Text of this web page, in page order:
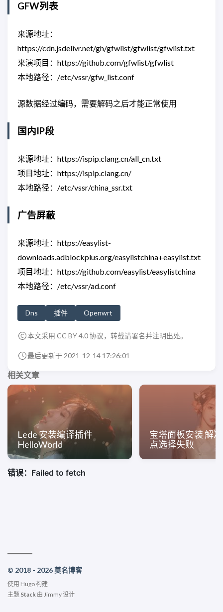
GFW列表
来源地址：
https://cdn.jsdelivr.net/gh/gfwlist/gfwlist/gfwlist.txt
来演项目：https://github.com/gfwlist/gfwlist
本地路径：/etc/vssr/gfw_list.conf
源数据经过编码，需要解码之后才能正常使用
国内IP段
来源地址：https://ispip.clang.cn/all_cn.txt
项目地址：https://ispip.clang.cn/
本地路径：/etc/vssr/china_ssr.txt
广告屏蔽
来源地址：https://easylist-
downloads.adblockplus.org/easylistchina+easylist.txt
项目地址：https://github.com/easylist/easylistchina
本地路径：/etc/vssr/ad.conf
Dns 插件 Openwrt
本文采用 CC BY 4.0 协议，转载请署名并注明出处。
最后更新于 2021-12-14 17:26:01
相关文章
Lede 安装编译插件
HelloWorld
宝塔面板安装 解
点选择失败
© 2018 - 2026 莫名博客
使用 Hugo构建
主题 Stack 由 Jimmy设计